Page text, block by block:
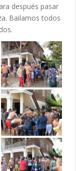
después pasar
Bailamos todos